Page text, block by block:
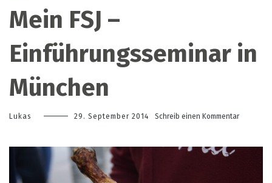
Mein FSJ –
Einführungsseminar in
München
Lukas 29. September 2014 Schreib einen Kommentarzu